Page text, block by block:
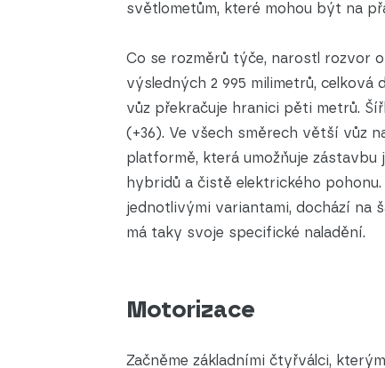
světlometům, které mohou být na
Co se rozměrů týče, narostl rozvor
výsledných 2 995 milimetrů, celková
vůz překračuje hranici pěti metrů.
(+36). Ve všech směrech větší vůz
platformě, která umožňuje
hybridů a čistě elektrického
jednotlivými variantami, dochází na
má taky svoje specifické naladění.
Motorizace
Začněme základními čtyřválci,